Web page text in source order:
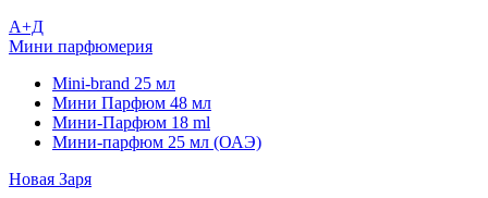
А+Д
Мини парфюмерия
Mini-brand 25 мл
Мини Парфюм 48 мл
Мини-Парфюм 18 ml
Мини-парфюм 25 мл (ОАЭ)
Новая Заря